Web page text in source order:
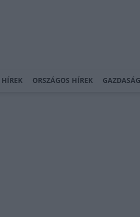
ORSZÁGOS HÍREK GAZDASÁG